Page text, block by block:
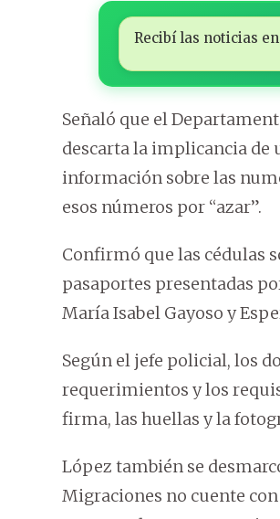
Recibí las noticias
Señaló que el
descarta la implicancia
información sobre las
esos números por “azar”.
Confirmó que las cédulas
pasaportes presentadas
María Isabel Gayoso y
Según el jefe policial, los
requerimientos y los
firma, las huellas y la
López también se
Migraciones no cuente